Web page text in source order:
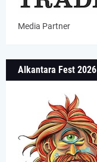
Media Partner
Alkantara Fest 2026